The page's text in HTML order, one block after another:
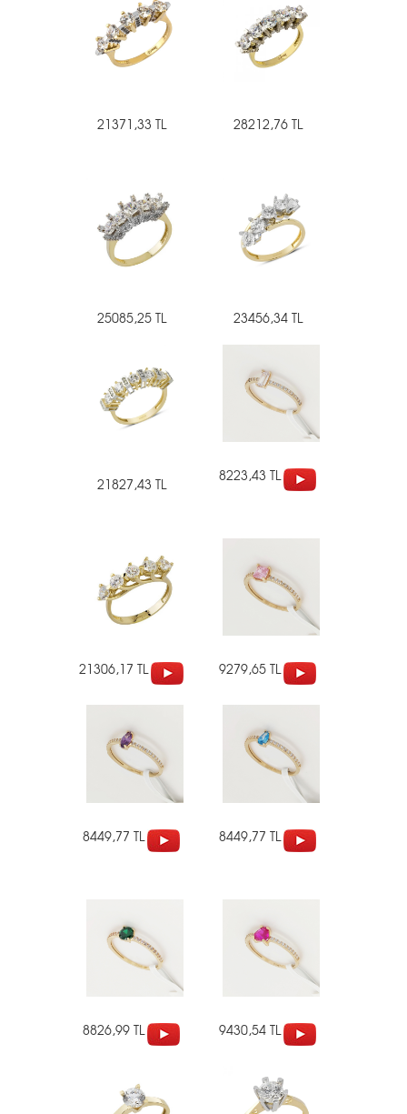
21371,33 TL 28212,76 TL
25085,25 TL 23456,34 TL
21827,43 TL 8223,43 TL
21306,17 TL 9279,65 TL
8449,77 TL 8449,77 TL
8826,99 TL 9430,54 TL